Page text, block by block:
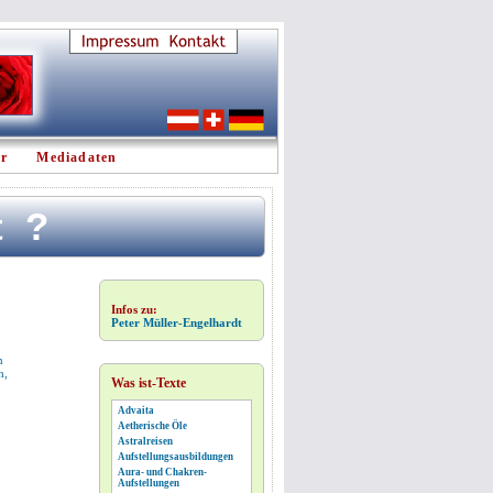
Mediadaten
Infos zu:
Peter Müller-Engelhardt
Was ist-Texte
Advaita
Aetherische Öle
Astralreisen
Aufstellungsausbildungen
Aura- und Chakren-
Aufstellungen